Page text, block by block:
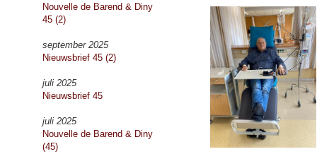
Nouvelle de Barend & Diny
45 (2)
september 2025
Nieuwsbrief 45 (2)
juli 2025
Nieuwsbrief 45
juli 2025
Nouvelle de Barend & Diny
(45)